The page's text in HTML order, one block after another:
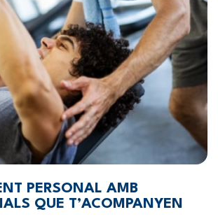
PERSONAL AMB
QUE T’ACOMPANYEN